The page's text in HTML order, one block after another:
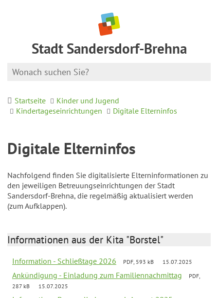
Stadt Sandersdorf-Brehna
Startseite
Kinder und Jugend
Kindertageseinrichtungen
Digitale Elterninfos
Digitale Elterninfos
Nachfolgend finden Sie digitalisierte Elterninformationen zu
den jeweiligen Betreuungseinrichtungen der Stadt
Sandersdorf-Brehna, die regelmäßig aktualisiert werden
(zum Aufklappen).
Informationen aus der Kita "Borstel"
Information - Schließtage 2026 PDF, 593 kB 15.07.2025
Ankündigung - Einladung zum Familiennachmittag
PDF,
287 kB
15.07.2025